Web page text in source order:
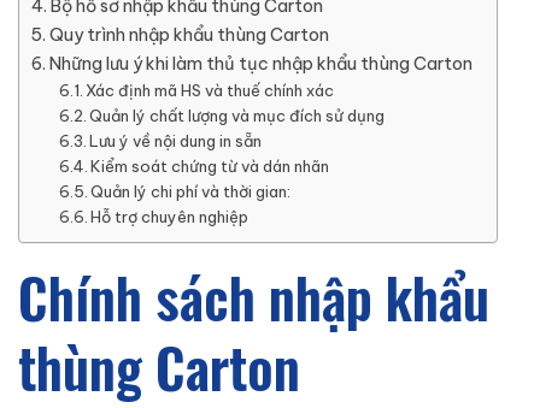
Bộ hồ sơ nhập khẩu thùng Carton
Quy trình nhập khẩu thùng Carton
Những lưu ý khi làm thủ tục nhập khẩu thùng Carton
Xác định mã HS và thuế chính xác
Quản lý chất lượng và mục đích sử dụng
Lưu ý về nội dung in sẵn
Kiểm soát chứng từ và dán nhãn
Quản lý chi phí và thời gian:
Hỗ trợ chuyên nghiệp
Chính sách nhập khẩu
thùng Carton